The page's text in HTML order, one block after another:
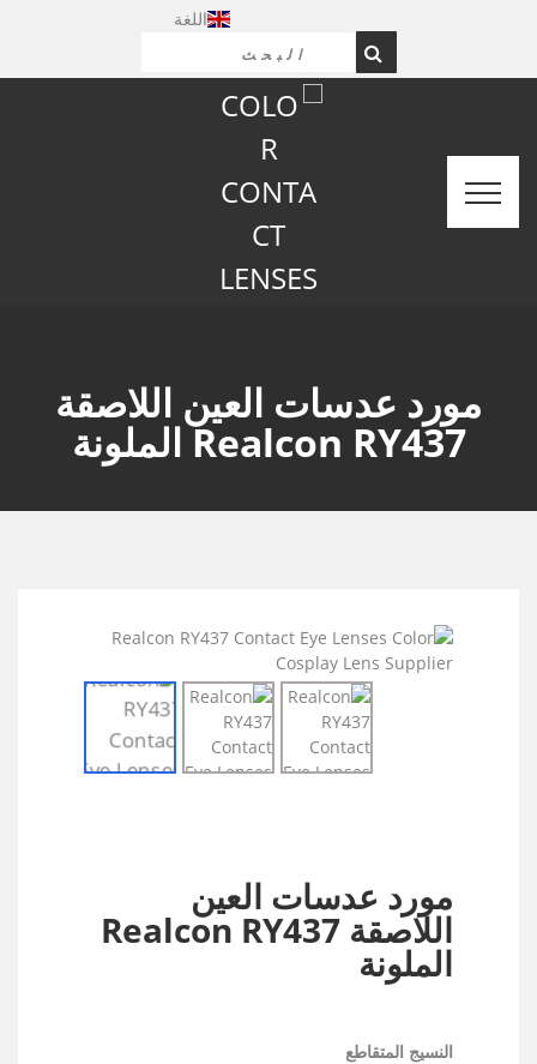
اللغة
مورد عدسات العين اللاصقة
Realcon RY437 الملونة
مورد عدسات العين
اللاصقة Realcon RY437
الملونة
النسيج المتقاطع